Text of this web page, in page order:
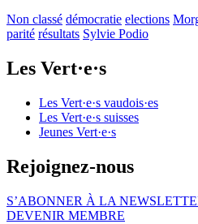
Non classé démocratie elections
parité résultats Sylvie Podio
Les Vert·e·s
Les Vert·e·s vaudois·es
Les Vert·e·s suisses
Jeunes Vert·e·s
Rejoignez-nous
S’ABONNER À LA
DEVENIR MEMBRE